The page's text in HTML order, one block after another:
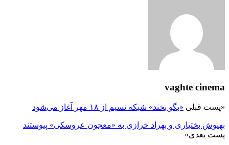
vaghte cinema
«پست قبلی «بگو بخند» شبکه نسیم از ۱۸ مهر آغاز می‌شود
بهنوش بختیاری و بهراد خرازی به «معجون عروسکی» پیوستند
پست بعدی»